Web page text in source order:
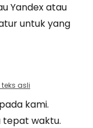
Yandex atau
untuk yang
teks asli
kami.
tepat waktu.